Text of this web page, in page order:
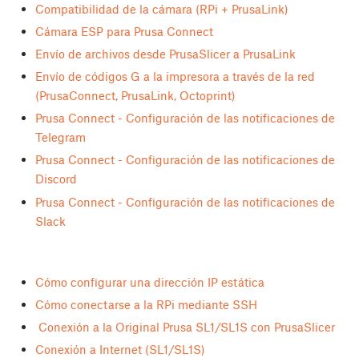
Compatibilidad de la cámara (RPi + PrusaLink)
Cámara ESP para Prusa Connect
Envío de archivos desde PrusaSlicer a PrusaLink
Envío de códigos G a la impresora a través de la red
(PrusaConnect, PrusaLink, Octoprint)
Prusa Connect - Configuración de las notificaciones de
Telegram
Prusa Connect - Configuración de las notificaciones de
Discord
Prusa Connect - Configuración de las notificaciones de
Slack
Cómo configurar una dirección IP estática
Cómo conectarse a la RPi mediante SSH
Conexión a la Original Prusa SL1/SL1S con PrusaSlicer
Conexión a Internet (SL1/SL1S)